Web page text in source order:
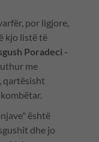
por ligjore,
kjo listë të
Poradeci -
me
qartësisht
është
dhe jo